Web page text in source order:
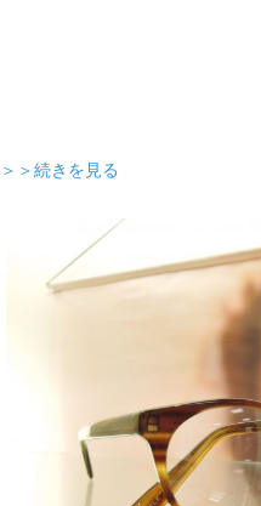
＞＞続きを見る